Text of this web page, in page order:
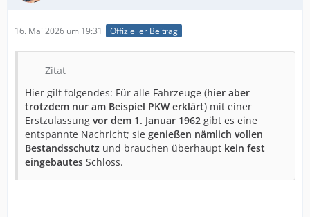
16. Mai 2026 um 19:31 Offizieller Beitrag
Zitat
Hier gilt folgendes: Für alle Fahrzeuge (hier aber
trotzdem nur am Beispiel PKW erklärt) mit einer
Erstzulassung vor dem 1. Januar 1962 gibt es eine
entspannte Nachricht; sie genießen nämlich vollen
Bestandsschutz und brauchen überhaupt kein fest
eingebautes Schloss.